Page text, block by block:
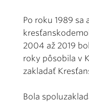
Po roku 1989 sa
2004 až 2019
roky pôsobila v
zakladať
Bola